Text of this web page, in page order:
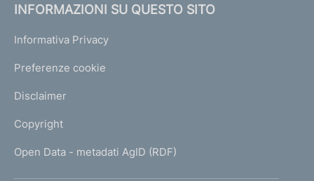
INFORMAZIONI SU QUESTO SITO
Informativa Privacy
Preferenze cookie
Disclaimer
Copyright
Open Data - metadati AgID (RDF)